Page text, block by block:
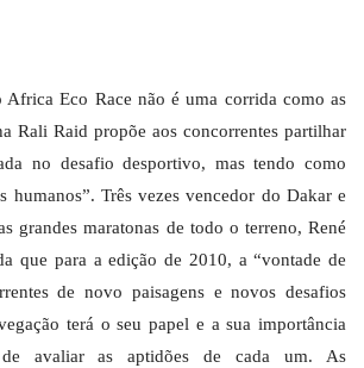
Africa Eco Race não é uma corrida como as
Rali Raid propõe aos concorrentes partilhar
no desafio desportivo, mas tendo como
humanos”. Três vezes vencedor do Dakar e
grandes maratonas de todo o terreno, René
que para a edição de 2010, a “vontade de
de novo paisagens e novos desafios
terá o seu papel e a sua importância
avaliar as aptidões de cada um. As